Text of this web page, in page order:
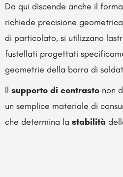
Da qui discende anche il
richiede precisione
di particolato, si utilizzano
fustellati progettati
geometrie della barra di
Il supporto di contrasto non
un semplice materiale di
che determina la stabilità